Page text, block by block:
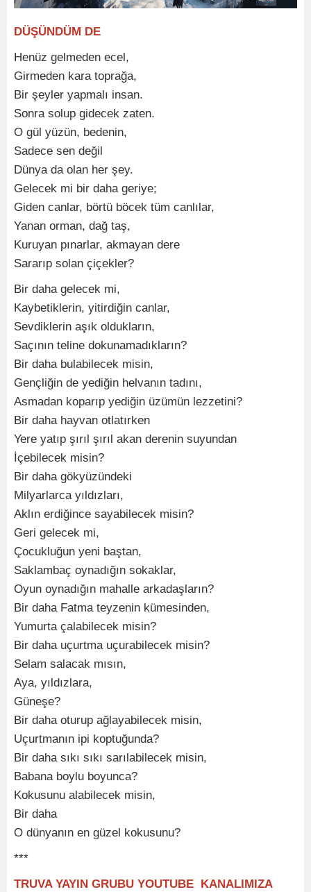
DÜŞÜNDÜM DE
Henüz gelmeden ecel,
Girmeden kara toprağa,
Bir şeyler yapmalı insan.
Sonra solup gidecek zaten.
O gül yüzün, bedenin,
Sadece sen değil
Dünya da olan her şey.
Gelecek mi bir daha geriye;
Giden canlar, börtü böcek tüm canlılar,
Yanan orman, dağ taş,
Kuruyan pınarlar, akmayan dere
Sararıp solan çiçekler?
Bir daha gelecek mi,
Kaybetiklerin, yitirdiğin canlar,
Sevdiklerin aşık oldukların,
Saçının teline dokunamadıkların?
Bir daha bulabilecek misin,
Gençliğin de yediğin helvanın tadını,
Asmadan koparıp yediğin üzümün lezzetini?
Bir daha hayvan otlatırken
Yere yatıp şırıl şırıl akan derenin suyundan
İçebilecek misin?
Bir daha gökyüzündeki
Milyarlarca yıldızları,
Aklın erdiğince sayabilecek misin?
Geri gelecek mi,
Çocukluğun yeni baştan,
Saklambaç oynadığın sokaklar,
Oyun oynadığın mahalle arkadaşların?
Bir daha Fatma teyzenin kümesinden,
Yumurta çalabilecek misin?
Bir daha uçurtma uçurabilecek misin?
Selam salacak mısın,
Aya, yıldızlara,
Güneşe?
Bir daha oturup ağlayabilecek misin,
Uçurtmanın ipi koptuğunda?
Bir daha sıkı sıkı sarılabilecek misin,
Babana boylu boyunca?
Kokusunu alabilecek misin,
Bir daha
O dünyanın en güzel kokusunu?
***
TRUVA YAYIN GRUBU YOUTUBE KANALIMIZA